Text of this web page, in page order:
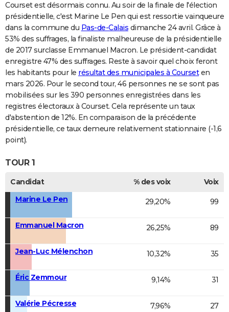
Courset est désormais connu. Au soir de la finale de l'élection
présidentielle, c'est Marine Le Pen qui est ressortie vainqueure
dans la commune du Pas-de-Calais dimanche 24 avril. Grâce à
53% des suffrages, la finaliste malheureuse de la présidentielle
de 2017 surclasse Emmanuel Macron. Le président-candidat
enregistre 47% des suffrages. Reste à savoir quel choix feront
les habitants pour le résultat des municipales à Courseten
mars 2026. Pour le second tour, 46 personnes ne se sont pas
mobilisées sur les 390 personnes enregistrées dans les
registres électoraux à Courset. Cela représente un taux
d'abstention de 12%. En comparaison de la précédente
présidentielle, ce taux demeure relativement stationnaire (-1,6
point).
TOUR 1
Candidat % des voix
Voix
Marine Le Pen
29,20% 99
Emmanuel Macron 26,25% 89
Jean-Luc Mélenchon 10,32% 35
Éric Zemmour 9,14% 31
Valérie Pécresse 7,96% 27